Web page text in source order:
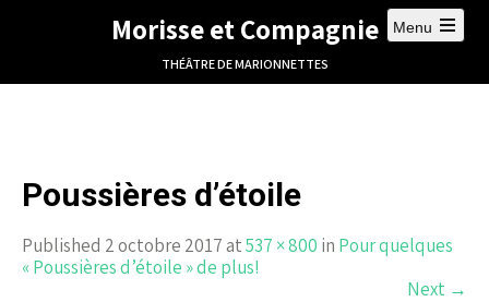
Morisse et Compagnie
THÉÂTRE DE MARIONNETTES
Menu
Poussières d’étoile
Published 2 octobre 2017 at537 × 800 in Pour quelques
« Poussières d’étoile » de plus!
Next →